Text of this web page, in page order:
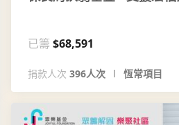
已籌 $68,591
捐款人次 396人次 恆常項目